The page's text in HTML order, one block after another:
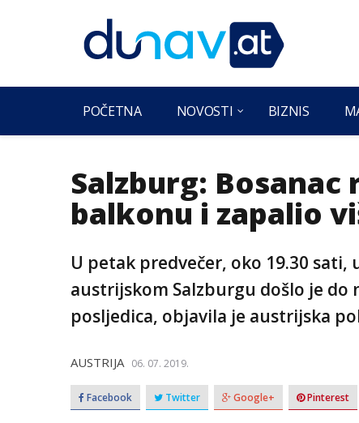
POČETNA NOVOSTI BIZNIS
Salzburg:
balkonu i zapalio
U petak predvečer, oko 19.30
austrijskom Salzburgu došlo je do
posljedica, objavila je austrijska
AUSTRIJA 06. 07. 2019.
Facebook Twitter Google+ Pinterest